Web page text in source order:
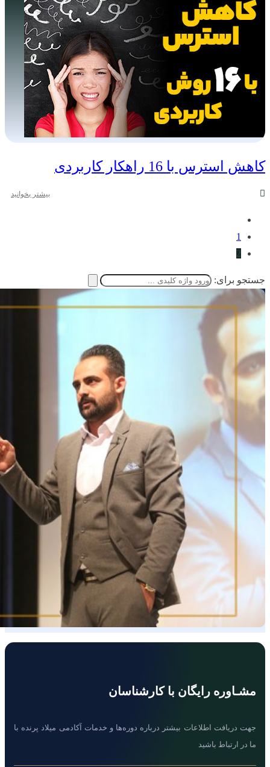
کاهش استرس با 16 راهکار کاربردی
بیشتر بخوانید
1
2
جستجو برای:
مشـاوره رایگان با کارشناسان
جهت دریافت اطلاعات بیشتر درباره دوره‌ها و خدمات آکادمی میلاد پرنده با
ما در ارتباط باشید